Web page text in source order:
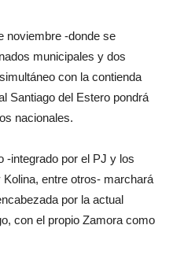
noviembre -donde se
municipales y dos
con la contienda
Santiago del Estero pondrá
nacionales.
-integrado por el PJ y los
entre otros- marchará
por la actual
con el propio Zamora como